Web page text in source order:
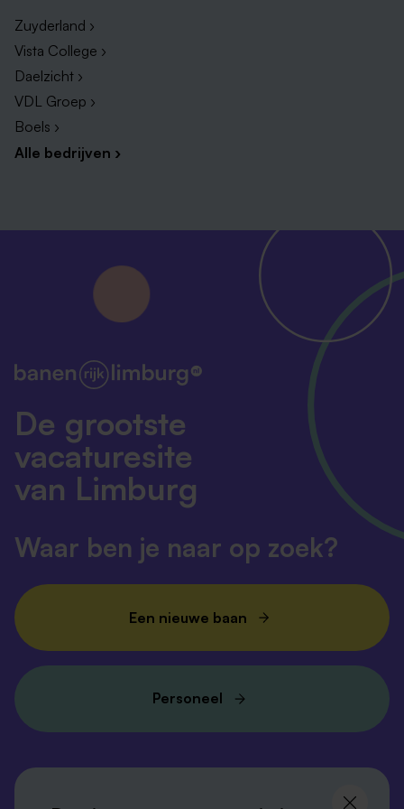
Zuyderland ›
Vista College ›
Daelzicht ›
VDL Groep ›
Boels ›
Alle bedrijven ›
De grootste
vacaturesite
van Limburg
Waar ben je naar op zoek?
Een nieuwe baan
Personeel